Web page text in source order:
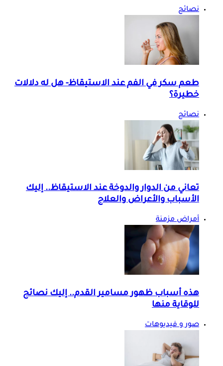
نصائح
طعم سكر في الفم عند الاستيقاظ- هل له دلالات
خطيرة؟
نصائح
تعاني من الدوار والدوخة عند الاستيقاظ.. إليك
الأسباب والأعراض والعلاج
أمراض مزمنة
هذه أسباب ظهور مسامير القدم.. إليك نصائح
للوقاية منها
صور و فيديوهات